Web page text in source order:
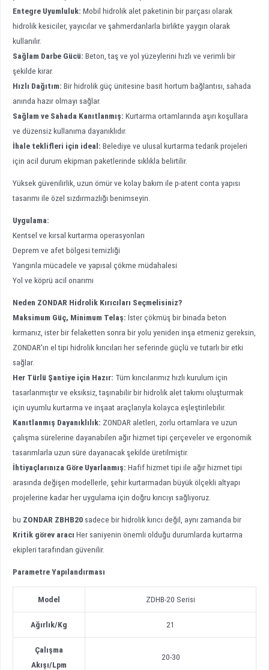
Entegre Uyumluluk: Mobil hidrolik alet paketinin bir parçası olarak
hidrolik kesiciler, yayıcılar ve şahmerdanlarla birlikte yaygın olarak
kullanılır.
Sağlam Darbe Gücü: Beton, taş ve yol yüzeylerini hızlı ve verimli bir
şekilde kırar.
Hızlı Dağıtım: Bir hidrolik güç ünitesine basit hortum bağlantısı, sahada
anında hazır olmayı sağlar.
Sağlam ve Sahada Kanıtlanmış: Kurtarma ortamlarında aşırı koşullara
ve düzensiz kullanıma dayanıklıdır.
İhale teklifleri için ideal: Belediye ve ulusal kurtarma tedarik projeleri
için acil durum ekipman paketlerinde sıklıkla belirtilir.
Yüksek güvenilirlik, uzun ömür ve kolay bakım ile p-atent conta yapısı
tasarımı ile özel sızdırmazlığı benimseyin.
Uygulama:
Kentsel ve kırsal kurtarma operasyonları
Deprem ve afet bölgesi temizliği
Yangınla mücadele ve yapısal çökme müdahalesi
Yol ve köprü acil onarımı
Neden ZONDAR Hidrolik Kırıcıları Seçmelisiniz?
Maksimum Güç, Minimum Telaş: İster çökmüş bir binada beton
kırmanız, ister bir felaketten sonra bir yolu yeniden inşa etmeniz gereksin,
ZONDAR'ın el tipi hidrolik kırıcıları her seferinde güçlü ve tutarlı bir etki
sağlar.
Her Türlü Şantiye için Hazır: Tüm kırıcılarımız hızlı kurulum için
tasarlanmıştır ve eksiksiz, taşınabilir bir hidrolik alet takımı oluşturmak
için uyumlu kurtarma ve inşaat araçlarıyla kolayca eşleştirilebilir.
Kanıtlanmış Dayanıklılık: ZONDAR aletleri, zorlu ortamlara ve uzun
çalışma sürelerine dayanabilen ağır hizmet tipi çerçeveler ve ergonomik
tasarımlarla uzun süre dayanacak şekilde üretilmiştir.
İhtiyaçlarınıza Göre Uyarlanmış: Hafif hizmet tipi ile ağır hizmet tipi
arasında değişen modellerle, şehir kurtarmadan büyük ölçekli altyapı
projelerine kadar her uygulama için doğru kırıcıyı sağlıyoruz.
bu ZONDAR ZBHB20 sadece bir hidrolik kırıcı değil, aynı zamanda bir
Kritik görev aracı Her saniyenin önemli olduğu durumlarda kurtarma
ekipleri tarafından güvenilir.
Parametre Yapılandırması
Model ZDHB-20 Serisi
Ağırlık/Kg 21
Çalışma
Akışı/Lpm
20-30